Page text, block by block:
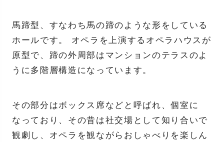
馬蹄型、すなわち馬の蹄のような形をしている
ホールです。 オペラを上演するオペラハウスが
原型で、蹄の外周部はマンションのテラスのよ
うに多階層構造になっています。
その部分はボックス席などと呼ばれ、個室に
なっており、その昔は社交場として知り合いで
観劇し、オペラを観ながらおしゃべりを楽しん